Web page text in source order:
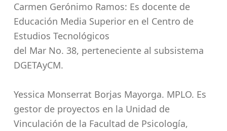
Carmen Gerónimo Ramos: Es docente de
Educación Media Superior en el Centro de
Estudios Tecnológicos
del Mar No. 38, perteneciente al subsistema
DGETAyCM.
Yessica Monserrat Borjas Mayorga. MPLO. Es
gestor de proyectos en la Unidad de
Vinculación de la Facultad de Psicología,